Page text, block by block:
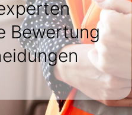
Bewertung